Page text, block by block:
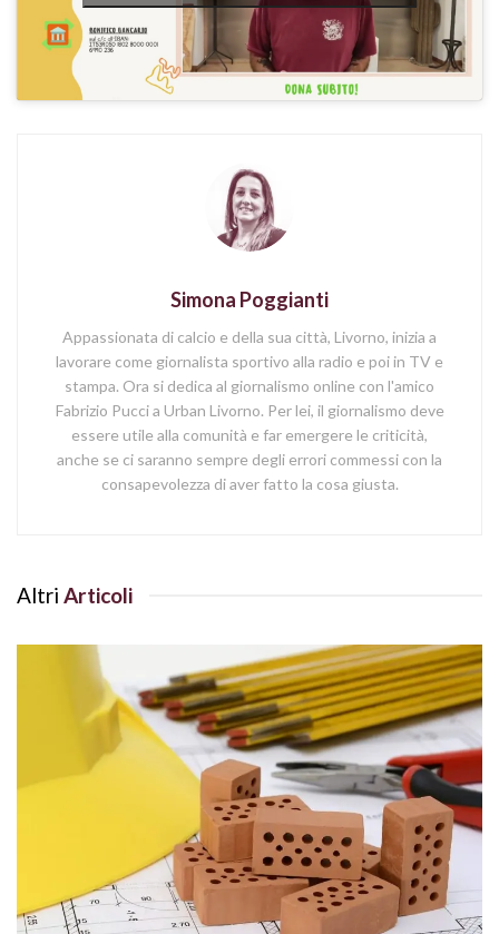
Simona Poggianti
Appassionata di calcio e della sua città, Livorno, inizia a
lavorare come giornalista sportivo alla radio e poi in TV e
stampa. Ora si dedica al giornalismo online con l'amico
Fabrizio Pucci a Urban Livorno. Per lei, il giornalismo deve
essere utile alla comunità e far emergere le criticità,
anche se ci saranno sempre degli errori commessi con la
consapevolezza di aver fatto la cosa giusta.
Altri Articoli